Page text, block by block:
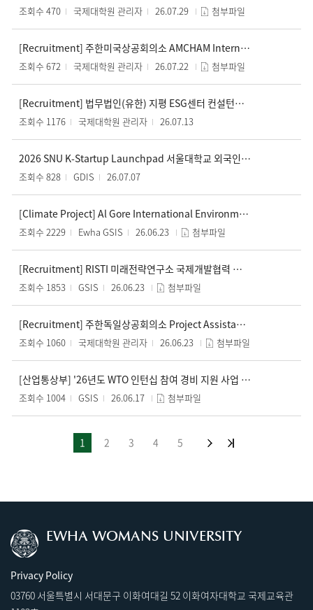
조회수 470 국제대학원 관리자 26.07.29 첨부파일
[Recruitment] 주한미국상공회의소 AMCHAM Internship: Government Affairs Team (1명) /
조회수 672 국제대학원 관리자 26.07.22 첨부파일
[Recruitment] 법무법인(유한) 지평 ESG센터 컨설턴트 모집 ESG Center Consultant – Jipyong LLC
조회수 1176 국제대학원 관리자 26.07.13
2026 SNU K-Startup Launchpad 서울대학교 외국인 유학생 창업지원 프로그램
조회수 828 GDIS 26.07.07
[Climate Project] Al Gore International Environmental NGO Korea Office 2026 Second Half Internship Recruitment (~07/20)
조회수 2229 Ewha GSIS 26.06.23 첨부파일
[Recruitment] RISTI 미래전략연구소 국제개발협력 분야 채용 안내.
조회수 1853 GSIS 26.06.23 첨부파일
[Recruitment] 주한독일상공회의소 Project Assistant (Ausbildung)
조회수 1060 국제대학원 관리자 26.06.23 첨부파일
[산업통상부] '26년도 WTO 인턴십 참여 경비 지원 사업 홍보 협조 요청
조회수 1004 GSIS 26.06.17 첨부파일
1 2 3 4 5
EWHA WOMANS UNIVERSITY
Privacy Policy
03760 서울특별시 서대문구 이화여대길 52 이화여자대학교 국제교육관